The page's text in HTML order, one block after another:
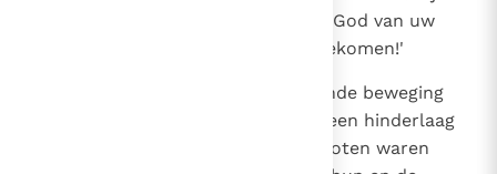
echter liever niet met Jahwe, de God van uw
vaderen, want het zal u slecht bekomen!'
Jerobeam nu had een omtrekkende beweging
gemaakt en achter de Judeeërs een hinderlaag
gelegd, zodat de Judeeërs ingesloten waren